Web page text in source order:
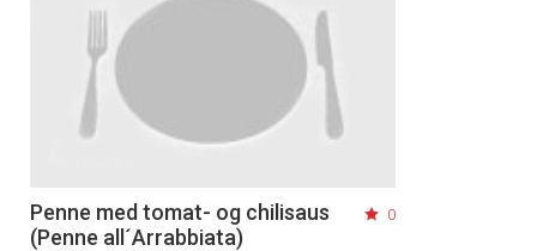
Penne med tomat- og chilisaus
(Penne all´Arrabbiata)
0